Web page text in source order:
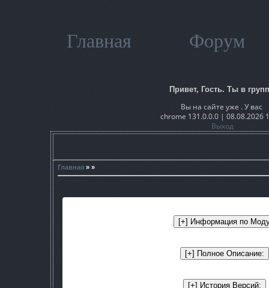
Главная Форум
Привет, Гость. Ты в
Вы на сайте уже . У вас
chrome 131.0.0.0 | 08.08.2026
Выход
Главная » »